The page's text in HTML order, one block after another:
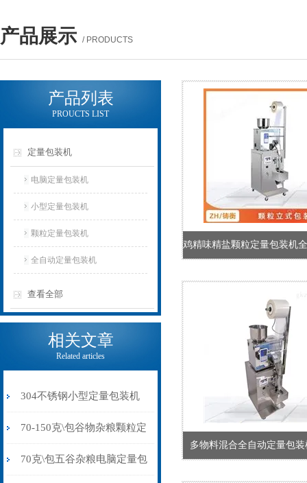
产品展示 / PRODUCTS
产品列表
PROUCTS LIST
定量包装机
电脑定量包装机
小型定量包装机
颗粒定量包装机
全自动定量包装机
查看全部
相关文章
Related articles
304不锈钢小型定量包装机
食品杂粮中药粉打包机
70-150克\包谷物杂粮颗粒定
量包装机制袋封口一体
70克\包五谷杂粮电脑定量包
多物料混合全自动定量包